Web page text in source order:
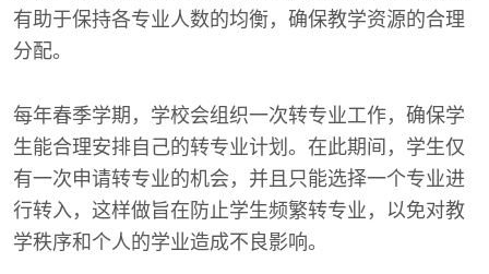
有助于保持各专业人数的均衡，确保教学资源的合理
分配。
每年春季学期，学校会组织一次转专业工作，确保学
生能合理安排自己的转专业计划。在此期间，学生仅
有一次申请转专业的机会，并且只能选择一个专业进
行转入，这样做旨在防止学生频繁转专业，以免对教
学秩序和个人的学业造成不良影响。